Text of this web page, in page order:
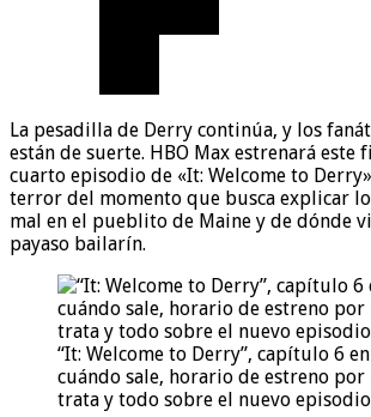
La pesadilla de Derry continúa, y los
están de suerte. HBO Max estrenará este
cuarto episodio de «It: Welcome to
terror del momento que busca explicar
mal en el pueblito de Maine y de dónde
payaso bailarín.
“It: Welcome to Derry”, capítulo 6
cuándo sale, horario de estreno por
trata y todo sobre el nuevo episodio